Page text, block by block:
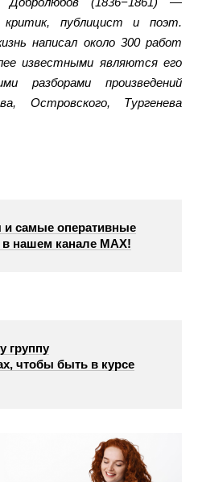
критик, публицист и поэт.
написал около 300 работ
известными являются его
разборами произведений
Островского, Тургенева
и самые оперативные
в нашем канале МАХ!
группу
чтобы быть в курсе